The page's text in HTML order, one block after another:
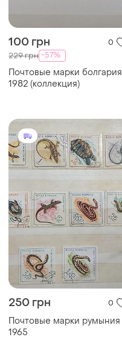
100 грн 0
229 грн -57%
Почтовые марки болгария
1982 (коллекция)
250 грн 0
Почтовые марки румыния
1965